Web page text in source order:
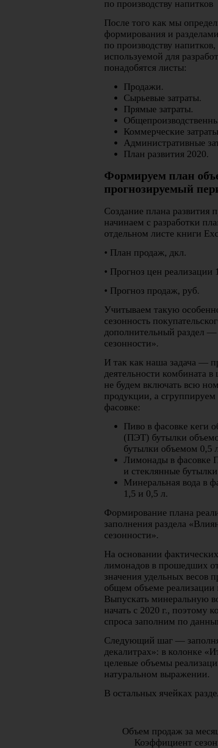
После того как мы
формирования и
по производству
используемой для
понадобятся листы:
Продажи.
Сырьевые затраты.
Прямые затраты.
Коммерческие
Административные
План развития 2020.
Формируем план
прогнозируемый
Создание плана развития
начинаем с разработки
отдельном листе книги
• План продаж, дкл.
• Прогноз цен реализации
• Прогноз продаж, руб.
Учитываем такую
сезонность
дополнительный раздел
сезонности».
И так как наша задача —
деятельности комбината
не будем включать всю
продукции, а
фасовке:
Пиво в фасовке кеги
(ПЭТ) бутылки
бутылки объемом 0,5
Лимонады в фасовке
и стеклянные
Минеральная вода в
1,5 и 0,5 л.
Формирование плана
заполнения раздела
сезонности».
На основании
лимонадов в прошедших
значения удельных весов
общем объеме реализации
Выпускать минеральную
начать с 2020 г., поэтому
спроса заполним по
Следующий шаг —
декалитрах»: в колонке
целевые объемы
натуральном выражении.
В остальных ячейках
Объем продаж за
Коэффициент